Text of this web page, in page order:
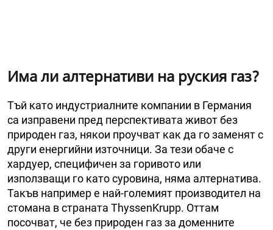
Има ли алтернативи на руския газ?
Тъй като индустриалните компании в Германия
са изправени пред перспективата живот без
природен газ, някои проучват как да го заменят с
други енергийни източници. За тези обаче с
хардуер, специфичен за горивото или
използващи го като суровина, няма алтернатива.
Такъв например е най-големият производител на
стомана в страната ThyssenKrupp. Оттам
посочват, че без природен газ за доменните